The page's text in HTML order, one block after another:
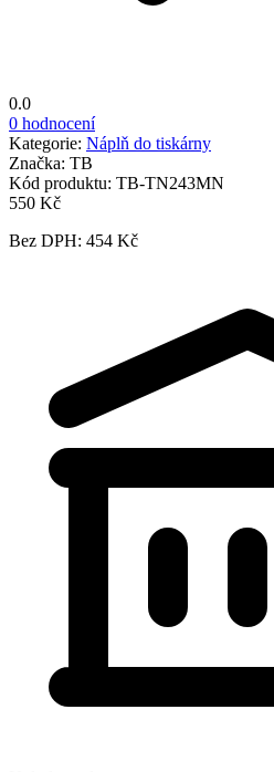
0.0
0 hodnocení
Kategorie: Náplň do tiskárny
Značka: TB
Kód produktu: TB-TN243MN
550 Kč
Bez DPH: 454 Kč